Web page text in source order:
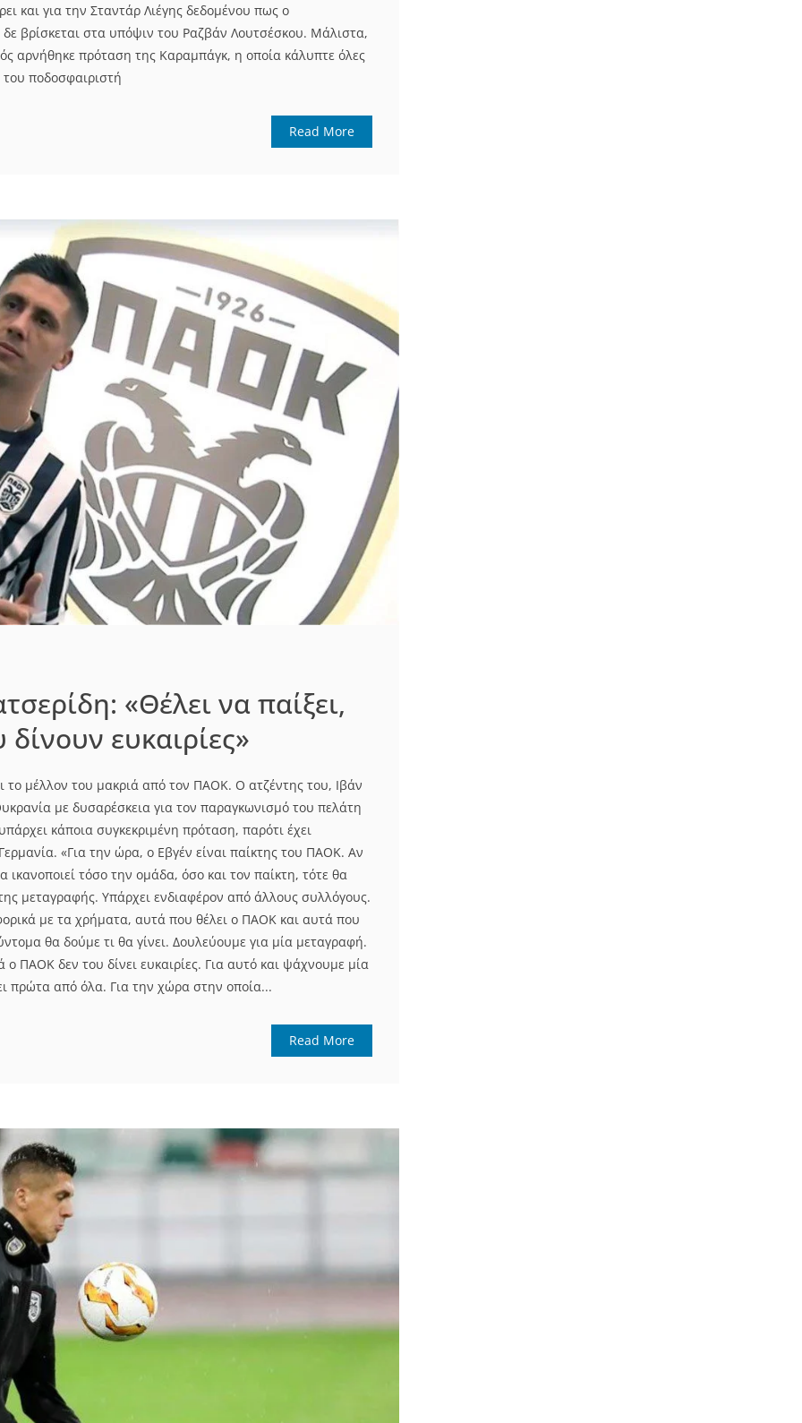
και για την Σταντάρ Λιέγης δεδομένου πως ο
βρίσκεται στα υπόψιν του Ραζβάν Λουτσέσκου. Μάλιστα,
αρνήθηκε πρόταση της Καραμπάγκ, η οποία κάλυπτε όλες
του ποδοσφαιριστή
Read More
«Θέλει να παίξει,
ευκαιρίες»
το μέλλον του μακριά από τον ΠΑΟΚ. Ο ατζέντης του, Ιβάν
με δυσαρέσκεια για τον παραγκωνισμό του πελάτη
κάποια συγκεκριμένη πρόταση, παρότι έχει
«Για την ώρα, ο Εβγέν είναι παίκτης του ΠΑΟΚ. Αν
τόσο την ομάδα, όσο και τον παίκτη, τότε θα
μεταγραφής. Υπάρχει ενδιαφέρον από άλλους συλλόγους.
με τα χρήματα, αυτά που θέλει ο ΠΑΟΚ και αυτά που
θα δούμε τι θα γίνει. Δουλεύουμε για μία μεταγραφή.
ο ΠΑΟΚ δεν του δίνει ευκαιρίες. Για αυτό και ψάχνουμε μία
πρώτα από όλα. Για την χώρα στην οποία...
Read More